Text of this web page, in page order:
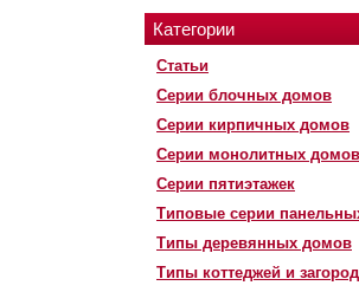
Категории
Статьи
Серии блочных домов
Серии кирпичных домов
Серии монолитных домов
Серии пятиэтажек
Типовые серии
Типы деревянных домов
Типы коттеджей и